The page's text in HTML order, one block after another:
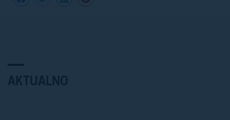
AKTUALNO